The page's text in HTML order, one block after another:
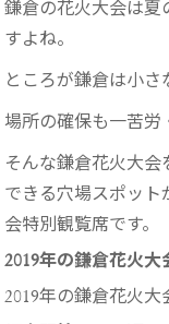
鎌倉の花火大会は夏
すよね。
ところが鎌倉は小さ
場所の確保も一苦労
そんな鎌倉花火大会
できる穴場スポット
会特別観覧席です。
2019年の鎌倉花火大
2019年の鎌倉花火大